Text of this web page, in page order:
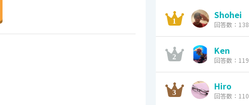
Shohei
回答数：138
Ken
回答数：119
Hiro
回答数：110